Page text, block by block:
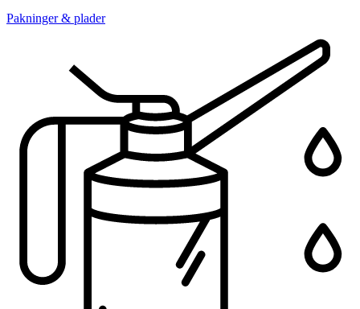
Pakninger & plader